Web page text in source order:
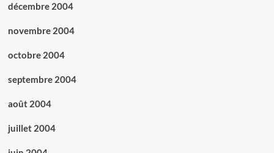
décembre 2004
novembre 2004
octobre 2004
septembre 2004
août 2004
juillet 2004